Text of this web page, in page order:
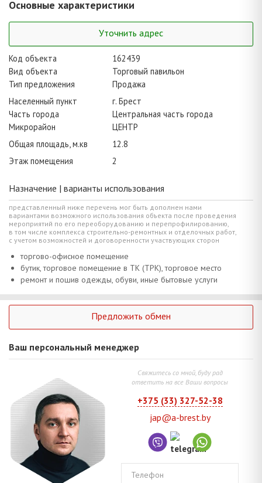
Основные характеристики
Уточнить адрес
Код объекта
162439
Вид объекта
Торговый павильон
Тип предложения
Продажа
Населенный пункт
г. Брест
Часть города
Центральная часть города
Микрорайон
ЦЕНТР
Общая площадь, м.кв
12.8
Этаж помещения
2
Назначение | варианты использования
представленный ниже перечень мог быть дополнен нами
вариантами возможного использования объекта после проведения
мероприятий по его переоборудованию и перепрофилированию,
в том числе комплекса строительно-ремонтных и отделочных работ,
с учетом возможностей и договоренности участвующих сторон
торгово-офисное помещение
бутик, торговое помещение в ТК (ТРК), торговое место
ремонт и пошив одежды, обуви, иные бытовые услуги
Предложить обмен
Ваш персональный менеджер
Свяжитесь со мной, буду рад
ответить на все Ваши вопросы
+375 (33) 327-52-38
jap@a-brest.by
Телефон